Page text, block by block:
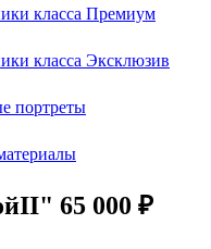
класса Премиум
класса Эксклюзив
портреты
65 000 ₽